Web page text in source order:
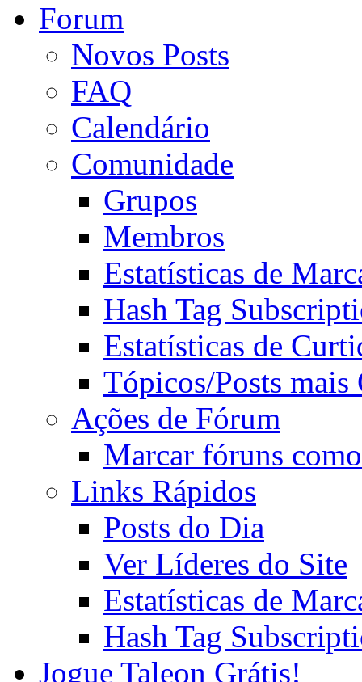
Forum
Novos Posts
FAQ
Calendário
Comunidade
Grupos
Membros
Estatísticas de
Hash Tag
Estatísticas de
Tópicos/Posts mais
Ações de Fórum
Marcar fóruns
Links Rápidos
Posts do Dia
Ver Líderes do Site
Estatísticas de
Hash Tag
Jogue Taleon Grátis!